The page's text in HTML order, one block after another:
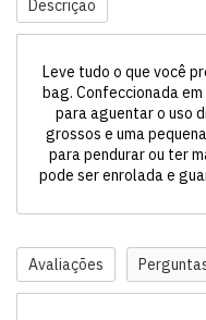
Descrição
Leve tudo o que você
bag. Confeccionada
para aguentar o uso
grossos e uma
para pendurar ou ter
pode ser enrolada e
Avaliações